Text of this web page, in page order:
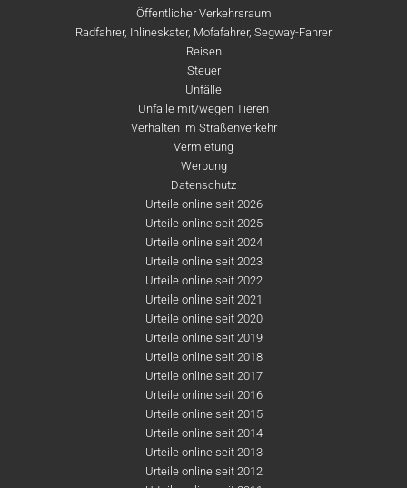
Öffentlicher Verkehrsraum
Radfahrer, Inlineskater, Mofafahrer, Segway-Fahrer
Reisen
Steuer
Unfälle
Unfälle mit/wegen Tieren
Verhalten im Straßenverkehr
Vermietung
Werbung
Datenschutz
Urteile online seit 2026
Urteile online seit 2025
Urteile online seit 2024
Urteile online seit 2023
Urteile online seit 2022
Urteile online seit 2021
Urteile online seit 2020
Urteile online seit 2019
Urteile online seit 2018
Urteile online seit 2017
Urteile online seit 2016
Urteile online seit 2015
Urteile online seit 2014
Urteile online seit 2013
Urteile online seit 2012